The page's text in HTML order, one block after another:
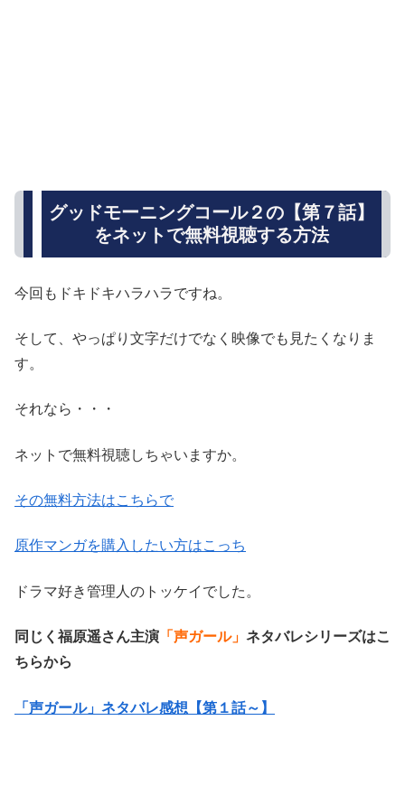
グッドモーニングコール２の【第７話】
をネットで無料視聴する方法
今回もドキドキハラハラですね。
そして、やっぱり文字だけでなく映像でも見たくなりま
す。
それなら・・・
ネットで無料視聴しちゃいますか。
その無料方法はこちらで
原作マンガを購入したい方はこっち
ドラマ好き管理人のトッケイでした。
同じく福原遥さん主演 「声ガール」 ネタバレシリーズはこ
ちらから
「声ガール」ネタバレ感想【第１話～】